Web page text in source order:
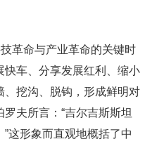
命与产业革命的关键时
车、分享发展红利、缩小
、挖沟、脱钩，形成鲜明对
夫所言：“吉尔吉斯斯坦
这形象而直观地概括了中